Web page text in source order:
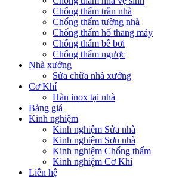
Chống thấm trần nhà
Chống thấm tường nhà
Chống thấm hố thang máy
Chống thấm bể bơi
Chống thấm ngược
Nhà xưởng
Sửa chữa nhà xưởng
Cơ Khí
Hàn inox tại nhà
Bảng giá
Kinh nghiệm
Kinh nghiệm Sửa nhà
Kinh nghiệm Sơn nhà
Kinh nghiệm Chống thấm
Kinh nghiệm Cơ Khí
Liên hệ